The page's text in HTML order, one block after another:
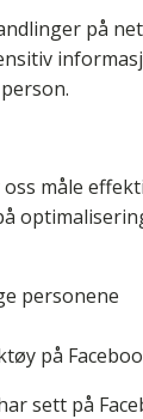
på
måle
personene
på
sett på